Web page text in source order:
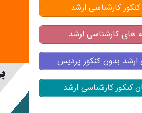
کنکور کارشناسی ارشد
های کارشناسی ارشد
ارشد بدون کنکور پردیس
کنکور کارشناسی ارشد